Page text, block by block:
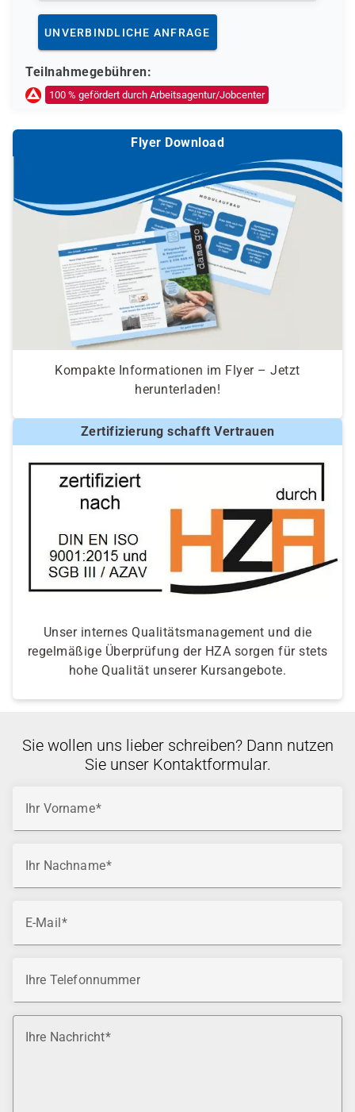
UNVERBINDLICHE ANFRAGE
Teilnahmegebühren:
100 % gefördert durch Arbeitsagentur/Jobcenter
Flyer Download
Kompakte Informationen im Flyer – Jetzt
herunterladen!
Zertifizierung schafft Vertrauen
Unser internes Qualitätsmanagement und die
regelmäßige Überprüfung der HZA sorgen für stets
hohe Qualität unserer Kursangebote.
Sie wollen uns lieber schreiben? Dann nutzen
Sie unser Kontaktformular.
Ihr Vorname
Ihr Nachname
E-Mail
Ihre Telefonnummer
Ihre Nachricht